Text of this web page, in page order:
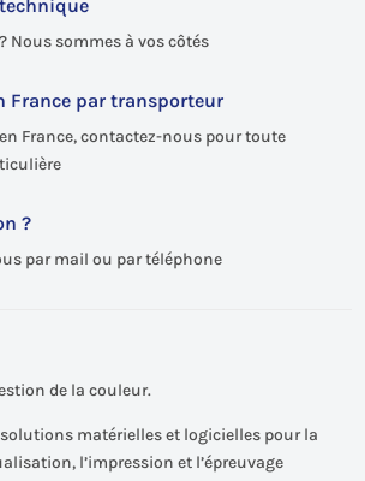
Nous sommes à vos côtés
France par transporteur
France, contactez-nous pour toute
?
par mail ou par téléphone
de la couleur.
matérielles et logicielles pour la
l’impression et l’épreuvage